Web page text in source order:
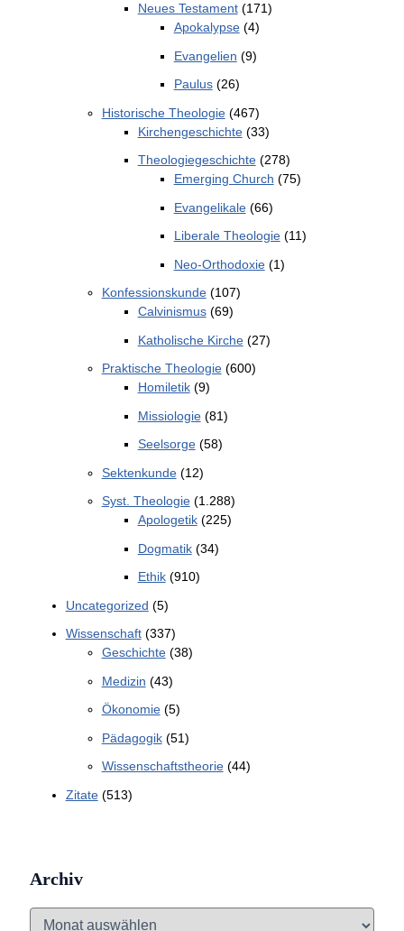
Neues Testament(171)
Apokalypse(4)
Evangelien (9)
Paulus(26)
Historische Theologie(467)
Kirchengeschichte(33)
Theologiegeschichte(278)
Emerging Church (75)
Evangelikale(66)
Liberale Theologie(11)
Neo-Orthodoxie(1)
Konfessionskunde(107)
Calvinismus(69)
Katholische Kirche(27)
Praktische Theologie(600)
Homiletik(9)
Missiologie(81)
Seelsorge(58)
Sektenkunde(12)
Syst. Theologie(1.288)
Apologetik(225)
Dogmatik(34)
Ethik(910)
Uncategorized (5)
Wissenschaft(337)
Geschichte(38)
Medizin (43)
Ökonomie(5)
Pädagogik(51)
Wissenschaftstheorie(44)
Zitate(513)
Archiv